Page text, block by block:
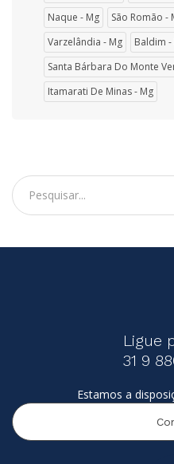
Naque - Mg
São Romão -
Varzelândia - Mg
Baldim -
Santa Bárbara Do Monte
Itamarati De Minas - Mg
Ligue
31 9
Estamos a